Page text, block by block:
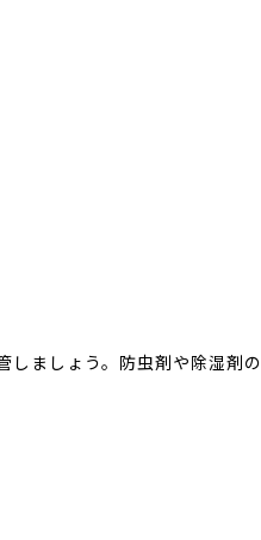
しましょう。防虫剤や除湿剤の